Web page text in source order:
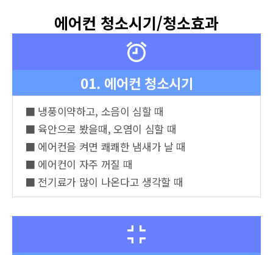
에어컨 청소시기/청소효과
01. 에어컨 청소시기
■ 냉풍이약하고, 소음이 심할 때
■ 육안으로 봤을때, 오염이 심할 때
■ 에어컨을 켜면 쾌쾌한 냄새가 날 때
■ 에어컨이 자주 꺼질 때
■ 전기료가 많이 나온다고 생각할 때